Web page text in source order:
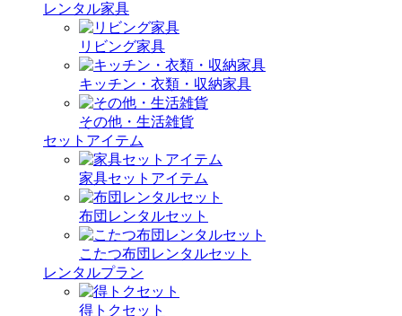
レンタル家具
リビング家具
キッチン・衣類・収納家具
その他・生活雑貨
セットアイテム
家具セットアイテム
布団レンタルセット
こたつ布団レンタルセット
レンタルプラン
得トクセット